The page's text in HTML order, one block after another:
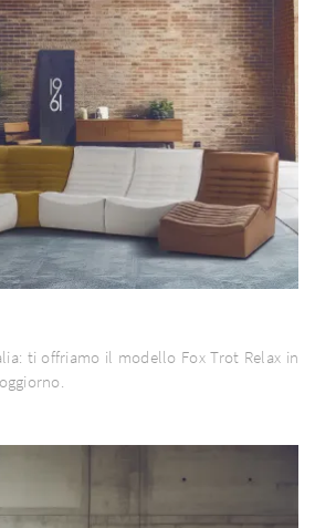
ti offriamo il modello Fox Trot Relax in